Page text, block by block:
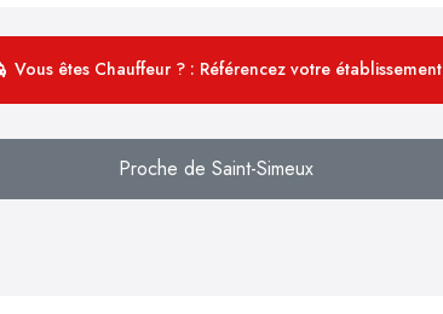
Vous êtes Chauffeur ? : Référencez votre établissement
Proche de Saint-Simeux